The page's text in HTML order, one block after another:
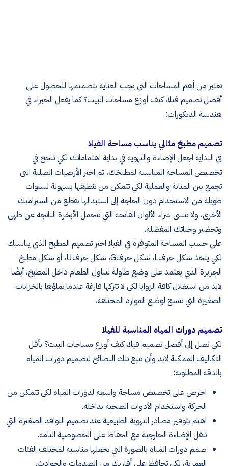
تعتبر من أهم المساحات التي يجب العناية بتصميمها للحصول على
أفضل تصميم فيلا، كيف أوزع مساحات البيت؟ كما يفعل الخبراء في
هندسة الديكورات:
تصميم مطبخ مثالي يناسب مساحة الفيلا
في البداية اجعل الإضاءة والتهوية في بداية اهتماماتك لكي تنجح في
تخصيص المساحة المناسبة لمطبخك، ثم اختر الأرضيات الصلبة التي
تجمع بين المتانة والعملية لكي تتمكن من تنظيفها بسهولة لسنوات
طويلة من الاستخدام دون الحاجة إلى استبدالها بقطع من السيراميك
الأخرى، ولا تنسى شراء الألوان الفاتحة التي تتحمل الأبخرة الناتجة عن طهي
وتحضير وجباتك المفضلة.
على حسب المساحة المتوفرة في الفيلا اختر تصميم المطبخ الذي يناسبك
لكي يتخذ شكل حرفL، شكل حرفG، شكل حرفU، أو شكل مطبخ
الجزيرة الذي يعتمد على وضع طاولة لتناول الطعام داخل المطبخ، أيضًا
لابد من استغلال كافة الزوايا لكي لا تتركها فارغة عندما تملؤها بالخزانات
الصغيرة التي تتسع لوضع الموارد المختلفة.
تصميم دورات المياه المناسبة للفيلا
لكي تصل إلى أفضل تصميم فيلا، كيف أوزع مساحات البيت؟ بأقل
التكاليف الممكنة لابد وأن تتبع تلك النصائح لتصميم دورات المياه
بالدقة المطلوبة:
احرص على تخصيص مساحة واسعة لدورات المياه لكي تتمكن من
الحركة واستخدام الأدوات الصحية بداخله.
اهتم بتوفير مصادر التهوية الطبيعية عند تصميم النوافذ الصغيرة التي
تنقل الإضاءة الخارجية مع الحفاظ على الخصوصية التامة.
صمم دورات المياه بالصورة التي تجعلها مناسبة لمختلف الفئات